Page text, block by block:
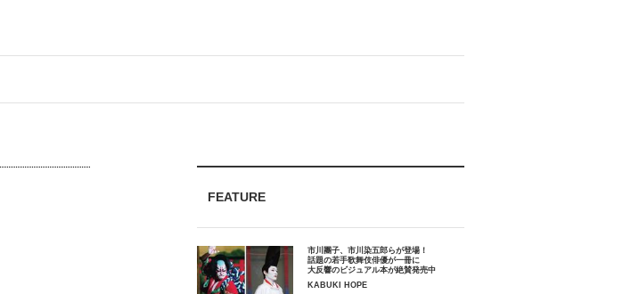
FEATURE
市川團子、市川染五郎らが登場！
話題の若手歌舞伎俳優が一冊に
大反響のビジュアル本が絶賛発売中
KABUKI HOPE